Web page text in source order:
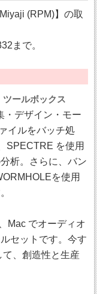
(RPM)】の取
まで。
ールボックス
・デザイン・モー
イルをバッチ処
SPECTRE を使用
析。さらに、バン
を使用
Mac でオーディオ
セットです。今す
、創造性と生産